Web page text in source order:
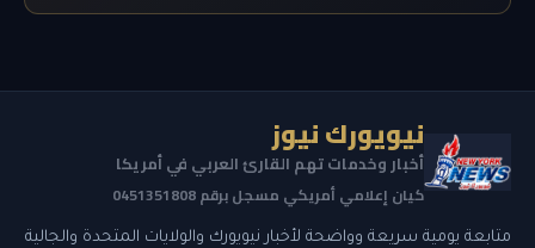
نيويورك نيوز
أخبار وخدمات تهم القارئ العربي في أمريكا
كيان إعلامي أمريكي مسجل برقم 0451351808
متابعة يومية سريعة وواضحة لأخبار نيويورك والولايات المتحدة والجالية